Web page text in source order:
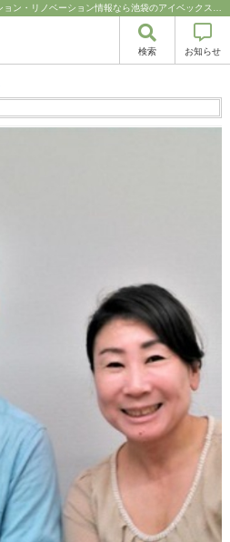
検索 お知らせ